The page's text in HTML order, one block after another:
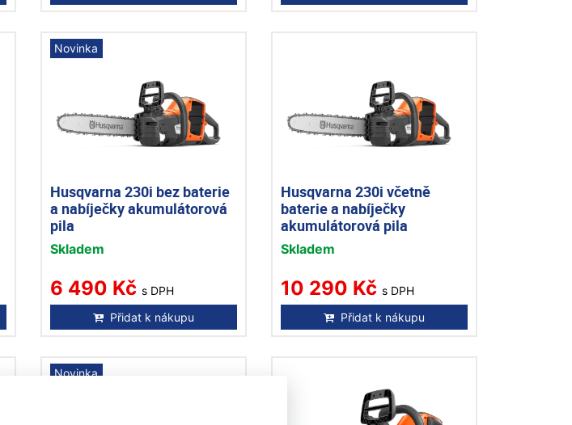
Novinka
Husqvarna 230i bez baterie
a nabíječky akumulátorová
pila
Skladem
6 490 Kč s DPH
Přidat k nákupu
Husqvarna 230i včetně
baterie a nabíječky
akumulátorová pila
Skladem
10 290 Kč s DPH
Přidat k nákupu
Novinka